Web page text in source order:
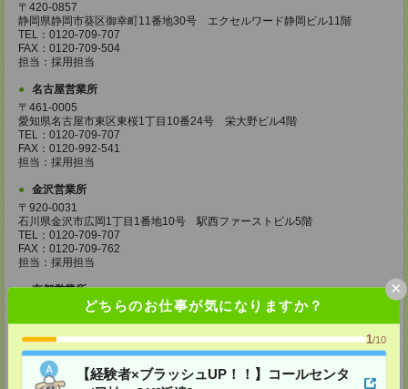
どちらのお仕事が気になりますか？
1/10
【経験者×ブラッシュUP！！】コールセンタ
×
〒420-0857
静岡県静岡市葵区御幸町11番地30号 エクセルワード静岡ビル11階
TEL：0120-709-707
FAX：0120-709-504
担当：採用担当
名古屋営業所
〒461-0005
愛知県名古屋市東区東桜1丁目10番24号 栄大野ビル4階
TEL：0120-709-707
FAX：0120-992-541
担当：採用担当
金沢営業所
〒920-0031
石川県金沢市広岡1丁目1番地10号 駅西ファーストビル5階
TEL：0120-709-707
FAX：0120-709-762
担当：採用担当
京都営業所
京都府京都市下京区新町通七条下ル東塩小路町593番地 トラスコクリスタ
ルビル7階
TEL：0120-709-707
FAX：0120-709-751
担当：採用担当